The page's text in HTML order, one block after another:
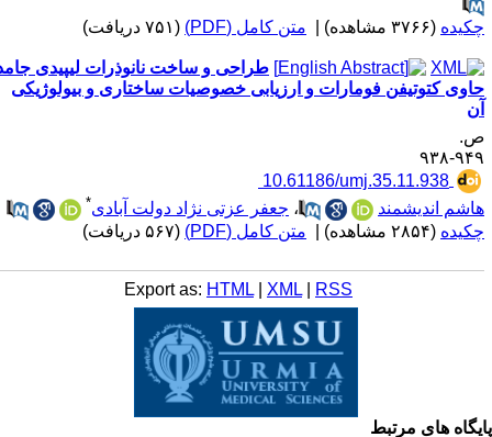
(۳۷۶۶ مشاهده) | متن کامل (PDF) (۷۵۱ دریافت)
طراحی و ساخت نانوذرات لیپیدی جامد
کتوتیفن فومارات و ارزیابی خصوصیات ساختاری و بیولوژیکی
۹۳۸
‎ 10.61186/umj.35.11.938
اندیشمند
،جعفر عزتی نژاد دولت آبادی
(۲۸۵۴ مشاهده) | متن کامل (PDF) (۵۶۷ دریافت)
Export as:HTML |XML |RSS
های مرتبط